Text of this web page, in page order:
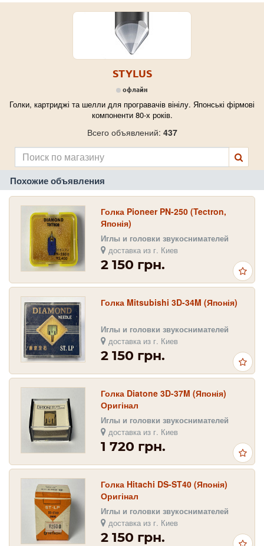
STYLUS
офлайн
Голки, картриджі та шелли для програвачів вінілу. Японські фірмові
компоненти 80-х років.
Всего объявлений: 437
Похожие объявления
Голка Pioneer PN-250 (Tectron,
Японія)
Иглы и головки звукоснимателей
доставка из г. Киев
2 150 грн.
Голка Mitsubishi 3D-34M (Японія)
Иглы и головки звукоснимателей
доставка из г. Киев
2 150 грн.
Голка Diatone 3D-37M (Японія)
Оригінал
Иглы и головки звукоснимателей
доставка из г. Киев
1 720 грн.
Голка Hitachi DS-ST40 (Японія)
Оригінал
Иглы и головки звукоснимателей
доставка из г. Киев
2 150 грн.